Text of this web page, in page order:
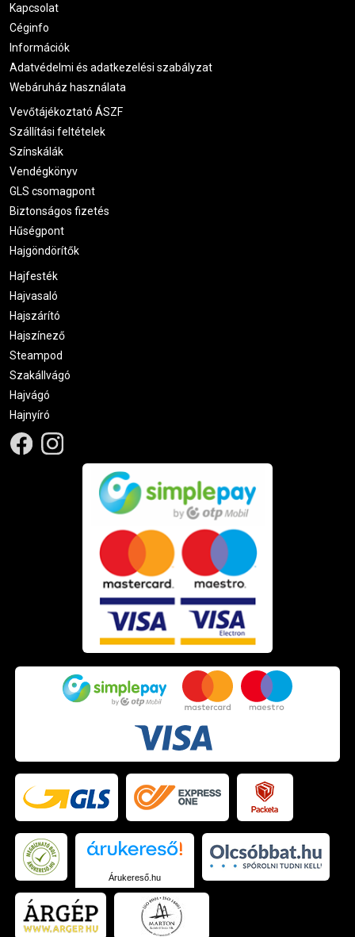
Kapcsolat
Céginfo
Információk
Adatvédelmi és adatkezelési szabályzat
Webáruház használata
Vevőtájékoztató ÁSZF
Szállítási feltételek
Színskálák
Vendégkönyv
GLS csomagpont
Biztonságos fizetés
Hűségpont
Hajgöndörítők
Hajfesték
Hajvasaló
Hajszárító
Hajszínező
Steampod
Szakállvágó
Hajvágó
Hajnyíró
Árukereső.hu